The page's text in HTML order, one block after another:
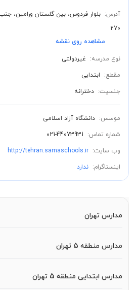
مدارس تهران
مدارس منطقه 5 تهران
مدارس ابتدایی منطقه 5 تهران
آدرس: بلوار فردوس، بین گلستان ورامین،
270
مشاهده روی نقشه
نوع مدرسه:
غیردولتی
مقطع:
ابتدایی
جنسیت: دخترانه
موسس: دانشگاه آزاد اسلامی
شماره تماس:
021-44073931
وب سایت: http://tehran.samaschools.ir
اینستاگرام: ندارد